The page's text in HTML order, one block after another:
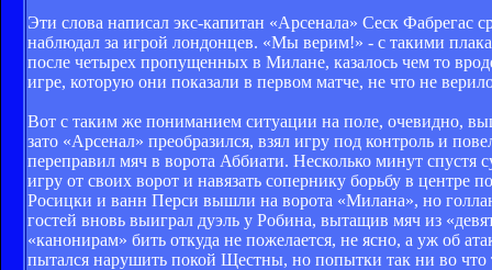
Эти слова написал экс-капитан «Арсенала» Сеск Фабрегас
наблюдал за игрой лондонцев. «Мы верим!» - с такими
после четырех пропущенных в Милане, казалось чем то
игре, которую они показали в первом матче, не что не
Вот с таким же пониманием ситуации на поле, очевидно,
зато «Арсенал» преобразился, взял игру под контроль и
переправил мяч в ворота Аббиати. Несколько минут спустя
игру от своих ворот и навязать сопернику борьбу в
Росицки и ванн Перси вышли на ворота «Милана», но
гостей вновь выиграл дуэль у Робина, вытащив мяч из
«канонирам» бить откуда не пожелается, не ясно, а уж об
пытался нарушить покой Щестны, но попытки так ни во что